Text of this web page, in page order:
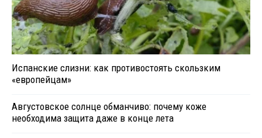
Испанские слизни: как противостоять скользким
«европейцам»
Августовское солнце обманчиво: почему коже
необходима защита даже в конце лета